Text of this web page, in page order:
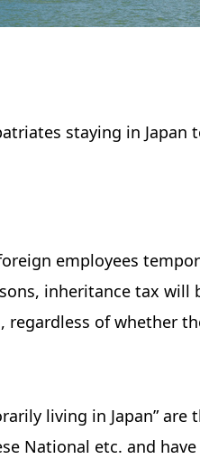
staying in Japan
employees
inheritance tax will
regardless of whether
living in Japan”
National etc. and